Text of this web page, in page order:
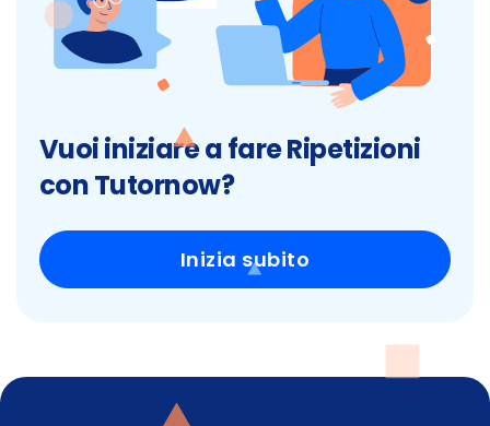
Vuoi iniziare a fare Ripetizioni
con Tutornow?
Inizia subito